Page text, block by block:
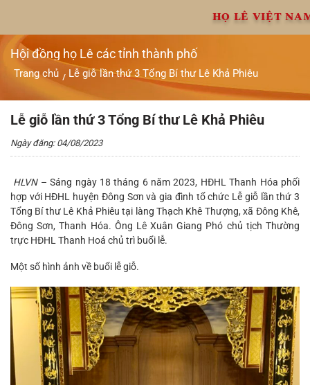
nội
dung
HỌ LÊ VIỆT
Hội đồng họ Lê các tỉnh thành phố
Trang chủ / Lễ giỗ lần thứ 3 Tổng Bí thư Lê Khả Phiêu
Lễ giỗ lần thứ 3 Tổng Bí thư Lê Khả Phiêu
Ngày đăng: 04/08/2023
HLVN– Sáng ngày 18 tháng 6 năm 2023, HĐHL Thanh Hóa phối
hợp với HĐHL huyện Đông Sơn và gia đình tổ chức Lễ giỗ lần thứ 3
Tổng Bí thư Lê Khả Phiêu tại làng Thạch Khê Thượng, xã Đông Khê,
Đông Sơn, Thanh Hóa. Ông Lê Xuân Giang Phó chủ tịch Thường
trực HĐHL Thanh Hoá chủ trì buổi lễ.
Một số hình ảnh về buổi lễ giỗ.